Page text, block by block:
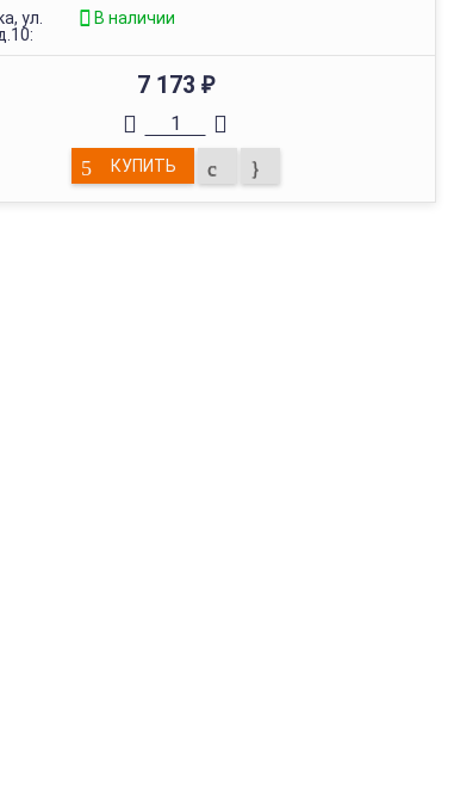
ул.
В наличии
7 173 ₽
КУПИТЬ